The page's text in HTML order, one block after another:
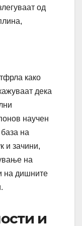
од
како
дека
научен
на
и зачини,
на
на дишните
и